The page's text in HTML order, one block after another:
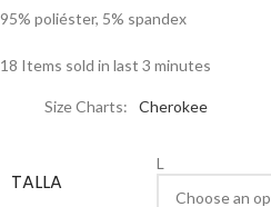
95% poliéster, 5% spandex
18 Items sold in last 3 minutes
Size Charts Cherokee
TALLA
L